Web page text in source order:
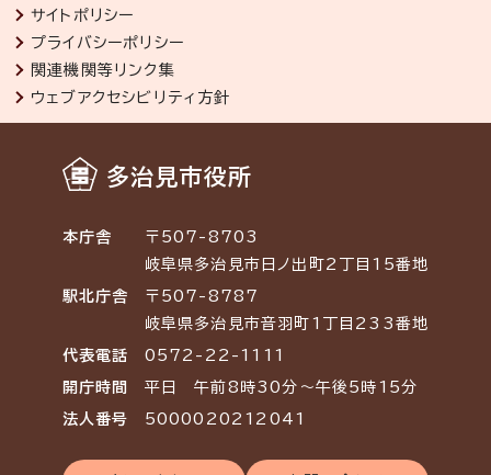
サイトポリシー
プライバシーポリシー
関連機関等リンク集
ウェブアクセシビリティ方針
多治見市役所
本庁舎
〒507-8703
岐阜県多治見市日ノ出町2丁目15番地
駅北庁舎
〒507-8787
岐阜県多治見市音羽町1丁目233番地
代表電話 0572-22-1111
開庁時間 平日 午前8時30分～午後5時15分
法人番号 5000020212041